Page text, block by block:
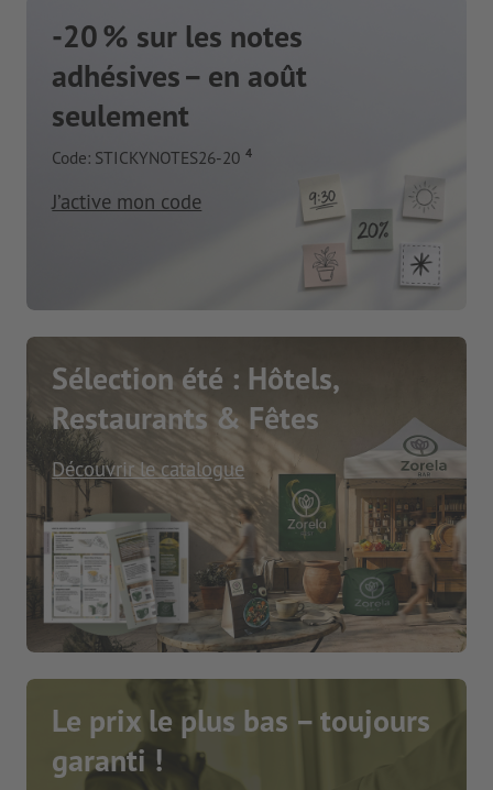
-20 % sur les notes
adhésives – en août
seulement
Code: STICKYNOTES26-20 4
J’active mon code
Sélection été : Hôtels,
Restaurants & Fêtes
Découvrir le catalogue
Le prix le plus bas – toujours
garanti !